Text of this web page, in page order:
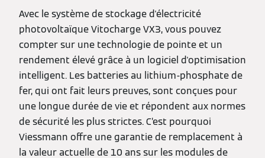
Avec le système de stockage d'électricité
photovoltaïque Vitocharge VX3, vous pouvez
compter sur une technologie de pointe et un
rendement élevé grâce à un logiciel d'optimisation
intelligent. Les batteries au lithium-phosphate de
fer, qui ont fait leurs preuves, sont conçues pour
une longue durée de vie et répondent aux normes
de sécurité les plus strictes. C’est pourquoi
Viessmann offre une garantie de remplacement à
la valeur actuelle de 10 ans sur les modules de